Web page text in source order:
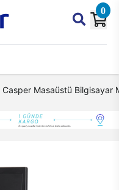
0
Casper Masaüstü Bilgisayar